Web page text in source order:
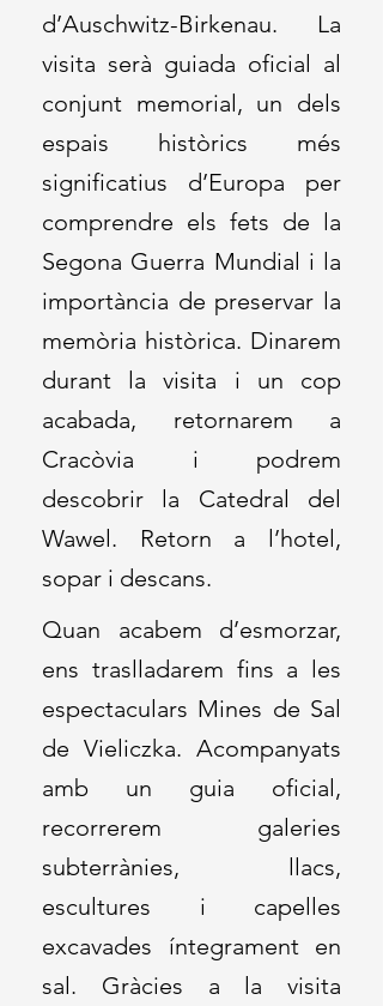
d’Auschwitz-Birkenau. La
visita serà guiada oficial al
conjunt memorial, un dels
espais històrics més
significatius d’Europa per
comprendre els fets de la
Segona Guerra Mundial i la
importància de preservar la
memòria històrica. Dinarem
durant la visita i un cop
acabada, retornarem a
Cracòvia i podrem
descobrir la Catedral del
Wawel. Retorn a l’hotel,
sopar i descans.
Quan acabem d’esmorzar,
ens traslladarem fins a les
espectaculars Mines de Sal
de Vieliczka. Acompanyats
amb un guia oficial,
recorrerem galeries
subterrànies, llacs,
escultures i capelles
excavades íntegrament en
sal. Gràcies a la visita